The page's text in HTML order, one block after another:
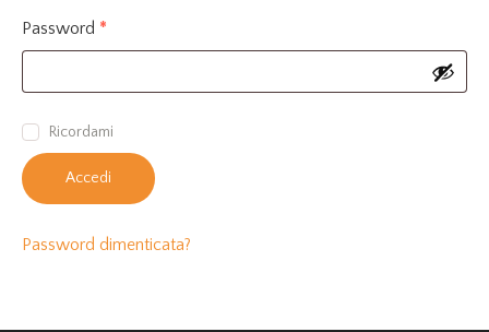
Password *
Ricordami
Accedi
Password dimenticata?